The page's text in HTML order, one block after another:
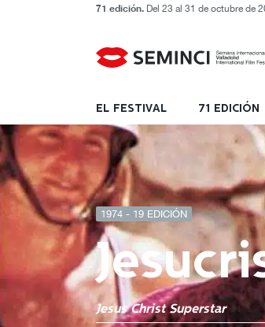
71 edición. Del 23 al 31 de octubre de
EL FESTIVAL 71 EDICIÓN
1974 - 19 EDICIÓN
Jesus Christ Superstar